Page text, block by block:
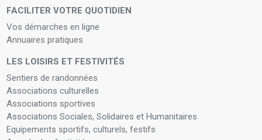
FACILITER VOTRE QUOTIDIEN
Vos démarches en ligne
Annuaires pratiques
LES LOISIRS ET FESTIVITÉS
Sentiers de randonnées
Associations culturelles
Associations sportives
Associations Sociales, Solidaires et Humanitaires
Equipements sportifs, culturels, festifs